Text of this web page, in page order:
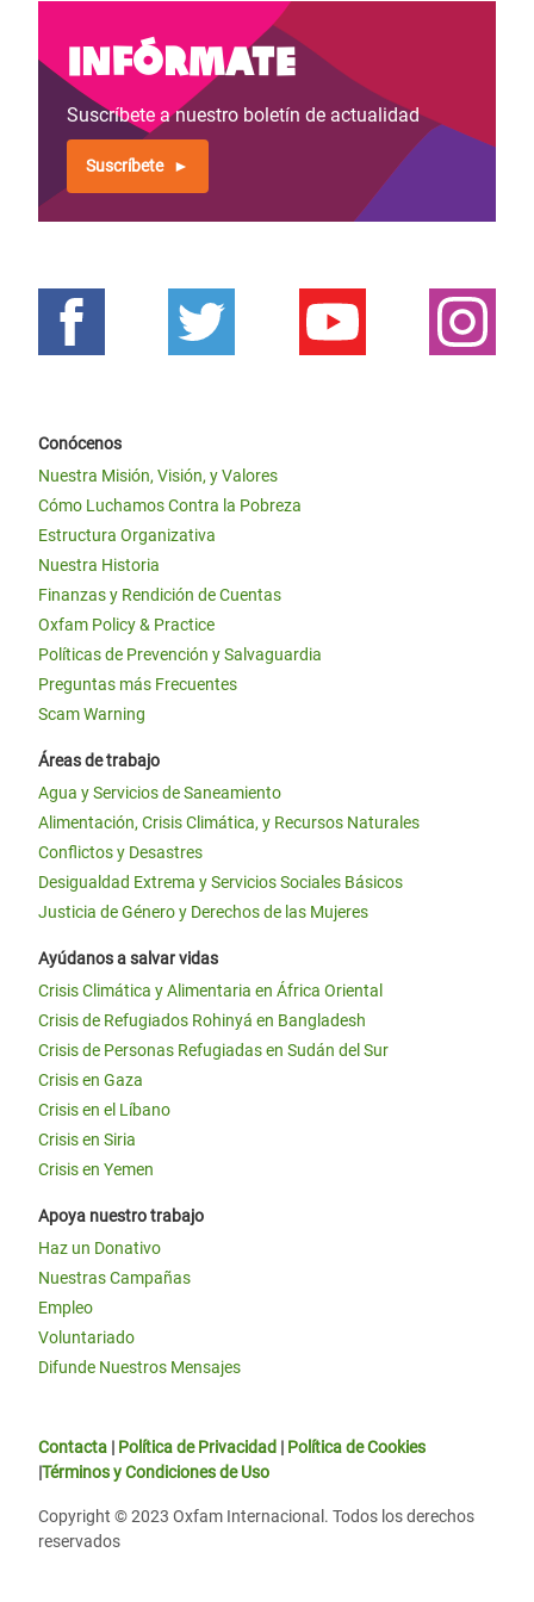
Infórmate
Suscríbete a nuestro boletín de actualidad
Suscríbete
Conócenos
Nuestra Misión, Visión, y Valores
Cómo Luchamos Contra la Pobreza
Estructura Organizativa
Nuestra Historia
Finanzas y Rendición de Cuentas
Oxfam Policy & Practice
Políticas de Prevención y Salvaguardia
Preguntas más Frecuentes
Scam Warning
Áreas de trabajo
Agua y Servicios de Saneamiento
Alimentación, Crisis Climática, y Recursos Naturales
Conflictos y Desastres
Desigualdad Extrema y Servicios Sociales Básicos
Justicia de Género y Derechos de las Mujeres
Ayúdanos a salvar vidas
Crisis Climática y Alimentaria en África Oriental
Crisis de Refugiados Rohinyá en Bangladesh
Crisis de Personas Refugiadas en Sudán del Sur
Crisis en Gaza
Crisis en el Líbano
Crisis en Siria
Crisis en Yemen
Apoya nuestro trabajo
Haz un Donativo
Nuestras Campañas
Empleo
Voluntariado
Difunde Nuestros Mensajes
Contacta | Política de Privacidad | Política de Cookies
|Términos y Condiciones de Uso
Copyright © 2023 Oxfam Internacional. Todos los derechos
reservados